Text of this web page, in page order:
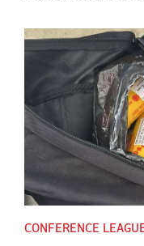
CONFERENCE